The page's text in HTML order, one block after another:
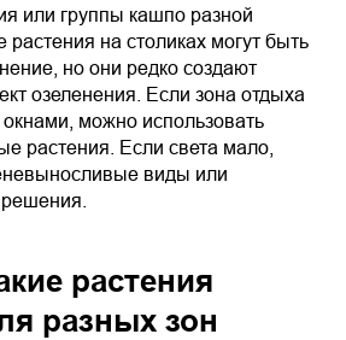
или группы кашпо разной
на столиках могут быть
но они редко создают
озеленения. Если зона отдыха
можно использовать
растения. Если света мало,
виды или
растения
разных зон